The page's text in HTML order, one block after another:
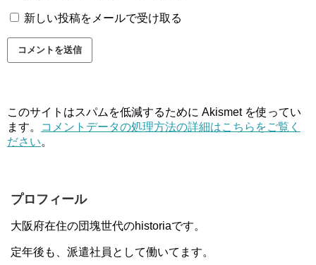
新しい投稿をメールで受け取る
このサイトはスパムを低減するために Akismet を使ってい
ます。
コメントデータの処理方法の詳細はこちらをご覧く
ださい。
プロフィール
大阪府在住の団塊世代のhistoriaです。
定年後も、派遣社員として働いてます。